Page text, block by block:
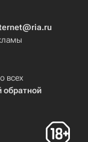
всех